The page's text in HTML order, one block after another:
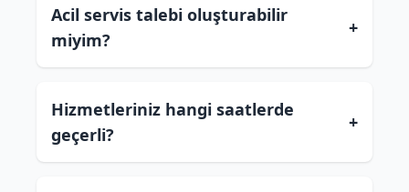
Acil servis talebi oluşturabilir
miyim?
+
Hizmetleriniz hangi saatlerde
geçerli?
+